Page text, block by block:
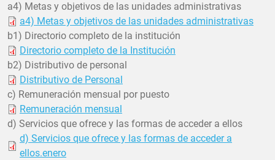
a4) Metas y objetivos de las unidades administrativas
a4) Metas y objetivos de las unidades administrativas
b1) Directorio completo de la institución
Directorio completo de la Institución
b2) Distributivo de personal
Distributivo de Personal
c) Remuneración mensual por puesto
Remuneración mensual
d) Servicios que ofrece y las formas de acceder a ellos
d) Servicios que ofrece y las formas de acceder a
ellos.enero